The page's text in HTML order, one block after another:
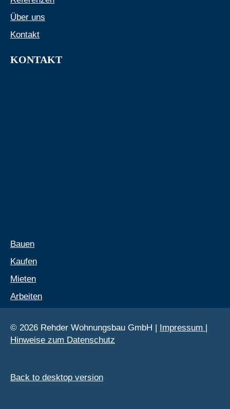
Über uns
Kontakt
KONTAKT
Bauen
Kaufen
Mieten
Arbeiten
© 2026 Rehder Wohnungsbau GmbH Impressum
Hinweise zum Datenschutz
Back to desktop version